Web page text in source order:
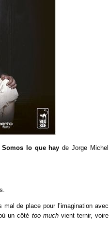
Somos lo que hay de Jorge Michel
de place pour l’imagination avec
un côté too muchvient ternir, voire